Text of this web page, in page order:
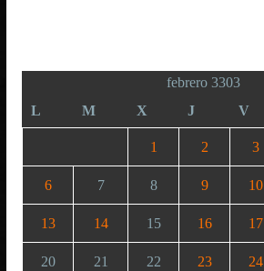
febrero 3303
L
M X J V
1 2 3
6 7 8 9 10
13 14 15 16 17
20 21 22 23 24